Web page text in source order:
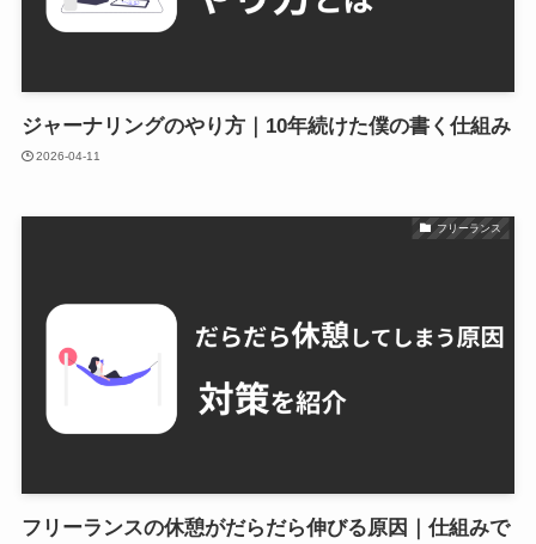
ジャーナリングのやり方｜10年続けた僕の書く仕組み
2026-04-11
フリーランス
フリーランスの休憩がだらだら伸びる原因｜仕組みで